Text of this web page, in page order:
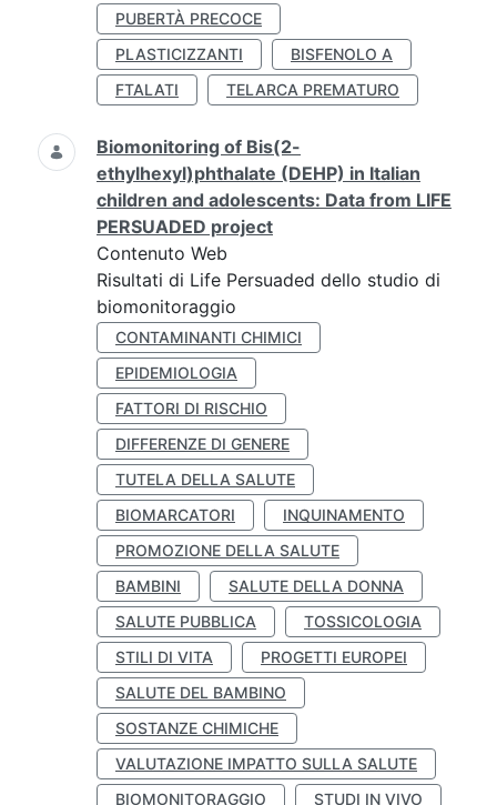
PUBERTÀ PRECOCE
PLASTICIZZANTI
BISFENOLO A
FTALATI
TELARCA PREMATURO
Biomonitoring of Bis(2-
ethylhexyl)phthalate (DEHP) in Italian
children and adolescents: Data from LIFE
PERSUADED project
Contenuto Web
Risultati di Life Persuaded dello studio di
biomonitoraggio
CONTAMINANTI CHIMICI
EPIDEMIOLOGIA
FATTORI DI RISCHIO
DIFFERENZE DI GENERE
TUTELA DELLA SALUTE
BIOMARCATORI
INQUINAMENTO
PROMOZIONE DELLA SALUTE
BAMBINI
SALUTE DELLA DONNA
SALUTE PUBBLICA
TOSSICOLOGIA
STILI DI VITA
PROGETTI EUROPEI
SALUTE DEL BAMBINO
SOSTANZE CHIMICHE
VALUTAZIONE IMPATTO SULLA SALUTE
BIOMONITORAGGIO
STUDI IN VIVO